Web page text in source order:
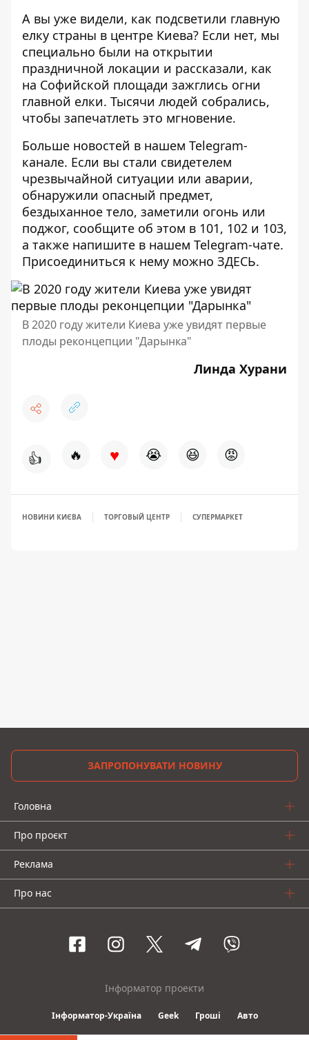
А вы уже видели, как подсветили главную
елку страны в центре Киева? Если нет, мы
специально были на открытии
праздничной локации и рассказали, как
на Софийской площади зажглись огни
главной елки. Тысячи людей собрались,
чтобы запечатлеть это мгновение.
Больше новостей в нашем Telegram-
канале. Если вы стали свидетелем
чрезвычайной ситуации или аварии,
обнаружили опасный предмет,
бездыханное тело, заметили огонь или
поджог, сообщите об этом в 101, 102 и 103,
а также напишите в нашем Telegram-чате.
Присоединиться к нему можно ЗДЕСЬ.
В 2020 году жители Киева уже увидят первые
плоды реконцепции "Дарынка"
Линда Хурани
👍 🔥 ♥ 😭 😆 😡
НОВИНИ КИЄВА ТОРГОВЫЙ ЦЕНТР СУПЕРМАРКЕТ
ЗАПРОПОНУВАТИ НОВИНУ
Головна
Про проєкт
Реклама
Про нас
Інформатор проекти
Інформатор-Україна Geek Гроші Авто